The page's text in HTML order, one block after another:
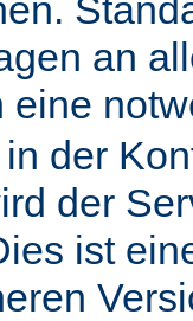
an
eine
der
der
ist